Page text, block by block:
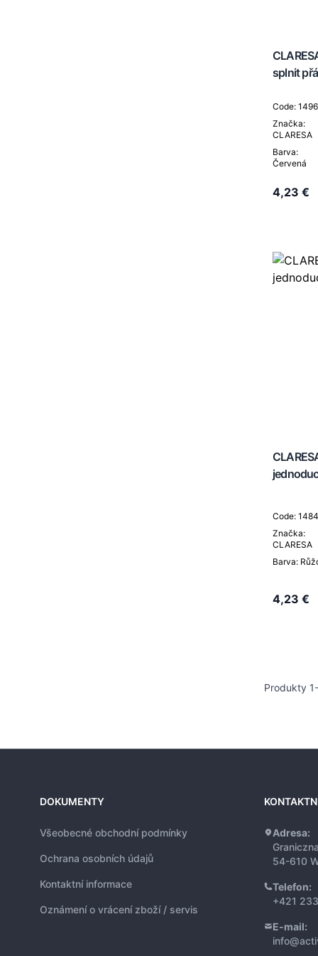
splnit
Code:
Značka:
CLARESA
Barva:
Červená
4,23 €
Code:
Značka:
CLARESA
Barva:
4,23 €
Produkty 1-
DOKUMENTY
Všeobecné obchodní podmínky
Ochrana osobních údajů
Kontaktní informace
Oznámení o vrácení zboží / servis
Adresa:
54-610
Telefon:
+421
E-mail: